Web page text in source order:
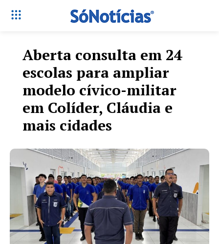
Aberta consulta em 24
escolas para ampliar
modelo cívico-militar
em Colíder, Cláudia e
mais cidades